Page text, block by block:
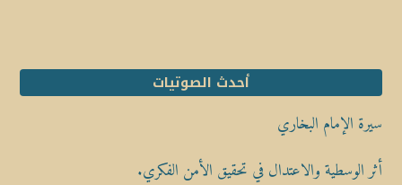
أحدث الصوتيات
سيرة الإمام البخاري
أثر الوسطية والاعتدال في تحقيق الأمن الفكري.